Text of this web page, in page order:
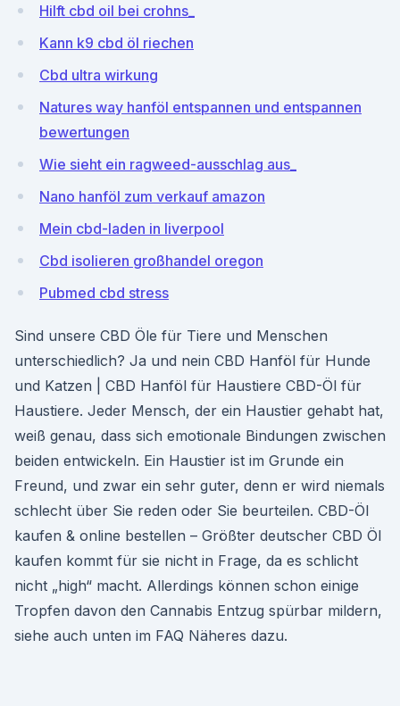
Hilft cbd oil bei crohns_
Kann k9 cbd öl riechen
Cbd ultra wirkung
Natures way hanföl entspannen und entspannen
bewertungen
Wie sieht ein ragweed-ausschlag aus_
Nano hanföl zum verkauf amazon
Mein cbd-laden in liverpool
Cbd isolieren großhandel oregon
Pubmed cbd stress
Sind unsere CBD Öle für Tiere und Menschen
unterschiedlich? Ja und nein CBD Hanföl für Hunde
und Katzen | CBD Hanföl für Haustiere CBD-Öl für
Haustiere. Jeder Mensch, der ein Haustier gehabt hat,
weiß genau, dass sich emotionale Bindungen zwischen
beiden entwickeln. Ein Haustier ist im Grunde ein
Freund, und zwar ein sehr guter, denn er wird niemals
schlecht über Sie reden oder Sie beurteilen. CBD-Öl
kaufen & online bestellen – Größter deutscher CBD Öl
kaufen kommt für sie nicht in Frage, da es schlicht
nicht „high“ macht. Allerdings können schon einige
Tropfen davon den Cannabis Entzug spürbar mildern,
siehe auch unten im FAQ Näheres dazu.